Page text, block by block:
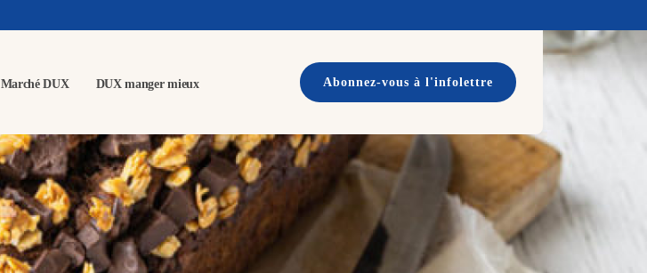
Marché DUX DUX manger mieux Abonnez-vous à l'infolettre